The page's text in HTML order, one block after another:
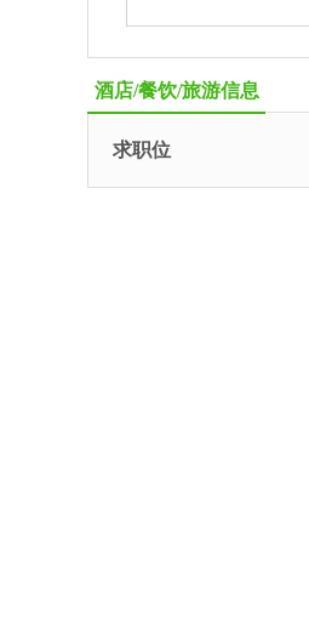
酒店/餐饮/旅游信息
求职位